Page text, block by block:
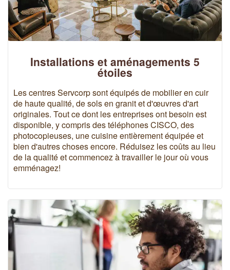
Installations et aménagements 5
étoiles
Les centres Servcorp sont équipés de mobilier en cuir
de haute qualité, de sols en granit et d'œuvres d'art
originales. Tout ce dont les entreprises ont besoin est
disponible, y compris des téléphones CISCO, des
photocopieuses, une cuisine entièrement équipée et
bien d'autres choses encore. Réduisez les coûts au lieu
de la qualité et commencez à travailler le jour où vous
emménagez!